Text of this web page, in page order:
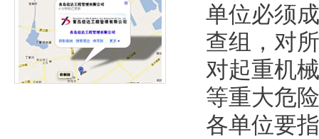
单位必须
查组，对
对起重机
等重大危
各单位要